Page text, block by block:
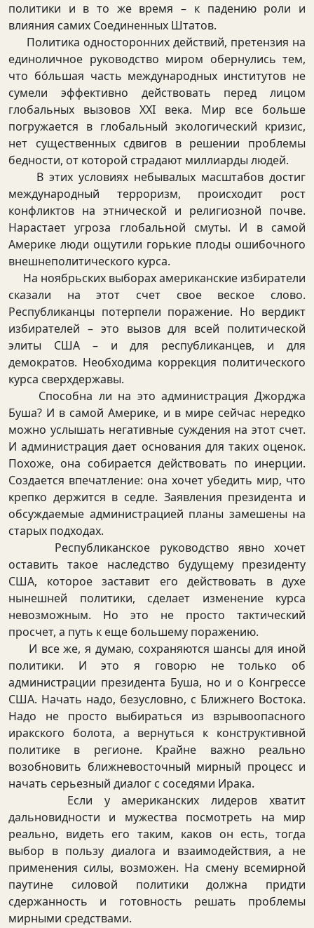
политики и в то же время – к падению роли и
влияния самих Соединенных Штатов.
Политика односторонних действий, претензия на
единоличное руководство миром обернулись тем,
что бóльшая часть международных институтов не
сумели эффективно действовать перед лицом
глобальных вызовов ХХI века. Мир все больше
погружается в глобальный экологический кризис,
нет существенных сдвигов в решении проблемы
бедности, от которой страдают миллиарды людей.
В этих условиях небывалых масштабов достиг
международный терроризм, происходит рост
конфликтов на этнической и религиозной почве.
Нарастает угроза глобальной смуты. И в самой
Америке люди ощутили горькие плоды ошибочного
внешнеполитического курса.
На ноябрьских выборах американские избиратели
сказали на этот счет свое веское слово.
Республиканцы потерпели поражение. Но вердикт
избирателей – это вызов для всей политической
элиты США – и для республиканцев, и для
демократов. Необходима коррекция политического
курса сверхдержавы.
Способна ли на это администрация Джорджа
Буша? И в самой Америке, и в мире сейчас нередко
можно услышать негативные суждения на этот счет.
И администрация дает основания для таких оценок.
Похоже, она собирается действовать по инерции.
Создается впечатление: она хочет убедить мир, что
крепко держится в седле. Заявления президента и
обсуждаемые администрацией планы замешены на
старых подходах.
Республиканское руководство явно хочет
оставить такое наследство будущему президенту
США, которое заставит его действовать в духе
нынешней политики, сделает изменение курса
невозможным. Но это не просто тактический
просчет, а путь к еще большему поражению.
И все же, я думаю, сохраняются шансы для иной
политики. И это я говорю не только об
администрации президента Буша, но и о Конгрессе
США. Начать надо, безусловно, с Ближнего Востока.
Надо не просто выбираться из взрывоопасного
иракского болота, а вернуться к конструктивной
политике в регионе. Крайне важно реально
возобновить ближневосточный мирный процесс и
начать серьезный диалог с соседями Ирака.
Если у американских лидеров хватит
дальновидности и мужества посмотреть на мир
реально, видеть его таким, каков он есть, тогда
выбор в пользу диалога и взаимодействия, а не
применения силы, возможен. На смену всемирной
паутине силовой политики должна придти
сдержанность и готовность решать проблемы
мирными средствами.